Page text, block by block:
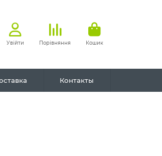
Увійти Порівняння Кошик
Контакты